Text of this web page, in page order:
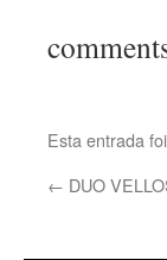
Esta entrada
← DUO